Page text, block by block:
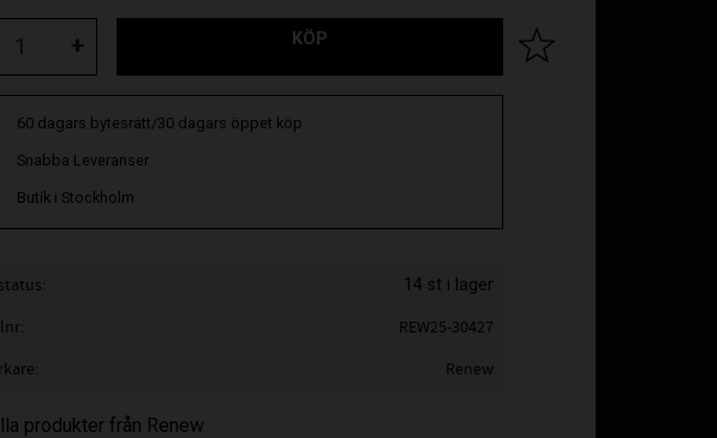
+ KÖP Lägg till i favoriter
60 dagars bytesrätt/30 dagars öppet köp
Snabba Leveranser
Butik i Stockholm
14 st i lager
REW25-30427
Renew
produkter från Renew